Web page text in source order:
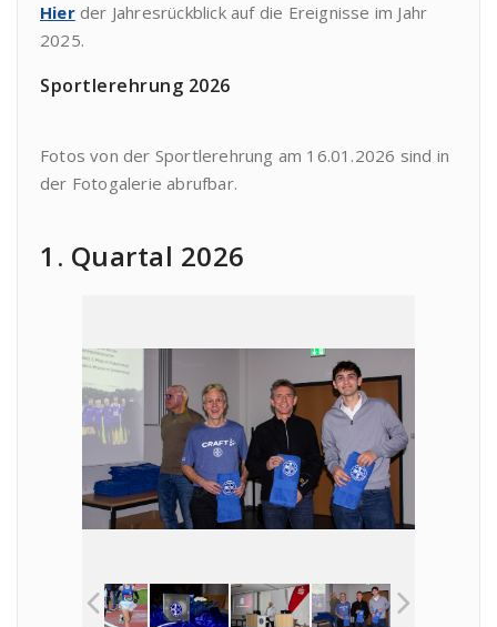
Hierder Jahresrückblick auf die Ereignisse im Jahr
2025.
Sportlerehrung 2026
Fotos von der Sportlerehrung am 16.01.2026 sind in
der Fotogalerie abrufbar.
1. Quartal 2026